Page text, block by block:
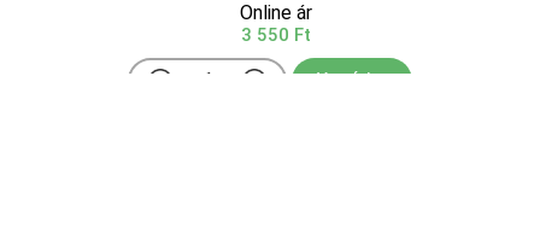
Online ár
3 550 Ft
Kosárba